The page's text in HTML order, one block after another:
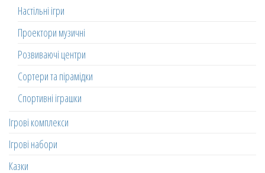
Настільні ігри
Проектори музичні
Розвиваючі центри
Сортери та пірамідки
Спортивні іграшки
Ігрові комплекси
Ігрові набори
Казки